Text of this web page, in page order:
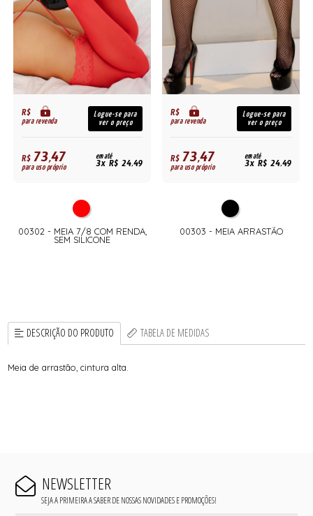
R$
para revenda
Logue-se para
ver o preço
R$73,47
para uso próprio
em até
3x R$ 24,49
00302 - MEIA 7/8 COM RENDA,
SEM SILICONE
R$
para revenda
Logue-se para
ver o preço
R$73,47
para uso próprio
em até
3x R$ 24,49
00303 - MEIA ARRASTÃO
DESCRIÇÃO DO PRODUTO TABELA DE MEDIDAS
Meia de arrastão, cintura alta.
NEWSLETTER
SEJA A PRIMEIRA A SABER DE NOSSAS NOVIDADES E PROMOÇÕES!